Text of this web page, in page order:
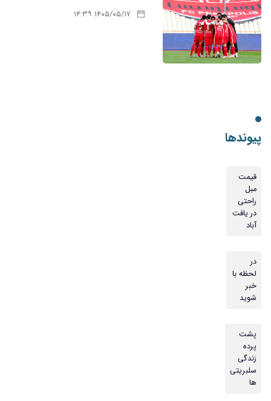
۱۴۰۵/۰۵/۱۷ ۱۴:۳۹
پیوندها
قیمت
مبل
راحتی
در یافت
آباد
در
لحظه با
خبر
شوید
پشت
پرده
زندگی
سلبریتی
ها